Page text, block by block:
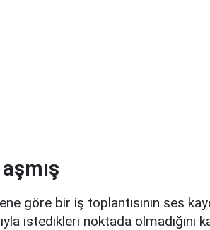
göre bir iş toplantısının ses
istedikleri noktada olmadığını